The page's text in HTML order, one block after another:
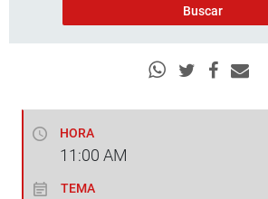
HORA
11:00 AM
TEMA